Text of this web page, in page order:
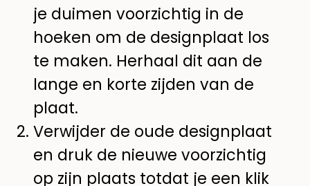
je duimen voorzichtig in de
hoeken om de designplaat los
te maken. Herhaal dit aan de
lange en korte zijden van de
plaat.
Verwijder de oude designplaat
en druk de nieuwe voorzichtig
op zijn plaats totdat je een klik